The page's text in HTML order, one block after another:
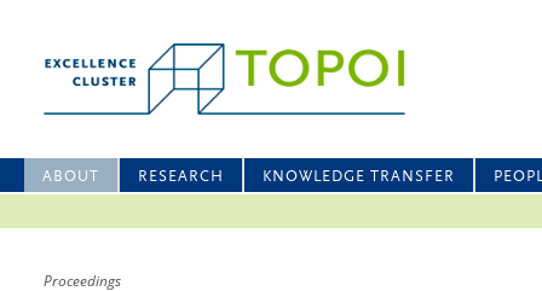
ABOUT RESEARCH KNOWLEDGE TRANSFER
Proceedings